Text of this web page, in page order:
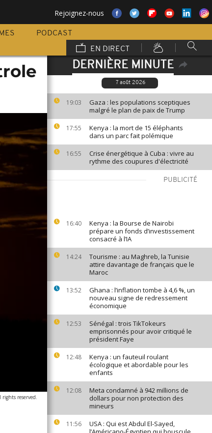
Rejoignez-nous
PODCAST
EN DIRECT
DERNIÈRE MINUTE
7 août 2026
19:03
Gaza : les populations sceptiques
malgré le plan de paix de Trump
17:55
Kenya : la mort de 15 éléphants
dans un parc fait polémique
16:55
Crise énergétique à Cuba : vivre au
rythme des coupures d'électricité
PUBLICITÉ
16:40
Kenya : la Bourse de Nairobi
prépare un fonds d’investissement
consacré à l’IA
14:24
Tourisme : au Maghreb, la Tunisie
attire davantage de français que le
Maroc
13:52
Ghana : l’inflation tombe à 4,6 %, un
nouveau signe de redressement
économique
12:53
Sénégal : trois TikTokeurs
emprisonnés pour avoir critiqué le
président Faye
12:48
Kenya : un fauteuil roulant
écologique et abordable pour les
enfants
12:08
Meta condamné à 942 millions de
dollars pour non protection des
mineurs
11:56
USA : Qui est Abdul El-Sayed,
rights reserved.